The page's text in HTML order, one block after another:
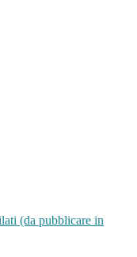
(da pubblicare in